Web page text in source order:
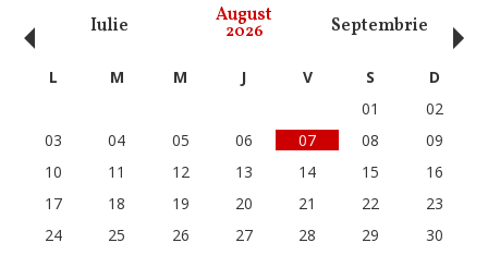
Iulie August
2026 Septembrie
‹ L M M J V S
D
01
02
03
04 05 06 07 08
09
10
11 12 13 14 15
16
17
18 19 20 21 22
23
24
25 26 27 28 29
30